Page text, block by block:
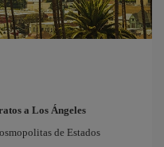
a Los Ángeles
de Estados